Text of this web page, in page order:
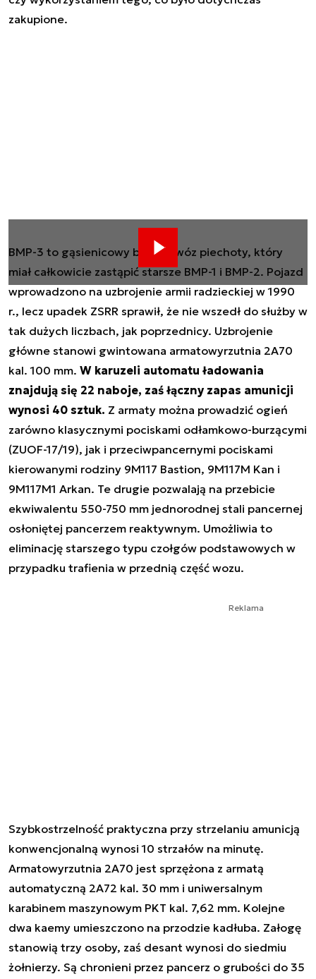
zakupione.
BMP-3 to gąsienicowy bojowy wóz piechoty, który
miał całkowicie zastąpić starsze BMP-1 i BMP-2. Pojazd
wprowadzono na uzbrojenie armii radzieckiej w 1990
r., lecz upadek ZSRR sprawił, że nie wszedł do służby w
tak dużych liczbach, jak poprzednicy. Uzbrojenie
główne stanowi gwintowana armatowyrzutnia 2A70
kal. 100 mm. W karuzeli automatu ładowania
znajdują się 22 naboje, zaś łączny zapas amunicji
wynosi 40 sztuk. Z armaty można prowadzić ogień
zarówno klasycznymi pociskami odłamkowo-burzącymi
(ZUOF-17/19), jak i przeciwpancernymi pociskami
kierowanymi rodziny 9M117 Bastion, 9M117M Kan i
9M117M1 Arkan. Te drugie pozwalają na przebicie
ekwiwalentu 550-750 mm jednorodnej stali pancernej
osłoniętej pancerzem reaktywnym. Umożliwia to
eliminację starszego typu czołgów podstawowych w
przypadku trafienia w przednią część wozu.
Reklama
Szybkostrzelność praktyczna przy strzelaniu amunicją
konwencjonalną wynosi 10 strzałów na minutę.
Armatowyrzutnia 2A70 jest sprzężona z armatą
automatyczną 2A72 kal. 30 mm i uniwersalnym
karabinem maszynowym PKT kal. 7,62 mm. Kolejne
dwa kaemy umieszczono na przodzie kadłuba. Załogę
stanowią trzy osoby, zaś desant wynosi do siedmiu
żołnierzy. Są chronieni przez pancerz o grubości do 35